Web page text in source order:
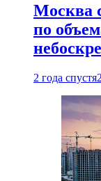
Москва
по
2 года спустя